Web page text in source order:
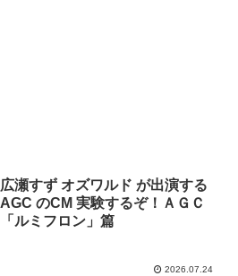
広瀬すず オズワルド が出演する
AGC のCM 実験するぞ！ＡＧＣ
「ルミフロン」篇
2026.07.24